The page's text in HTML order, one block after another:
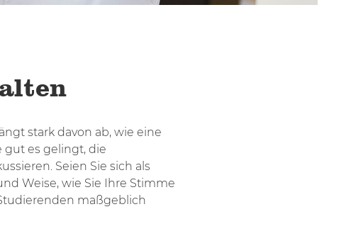
stark davon ab, wie eine
gut es gelingt, die
Seien Sie sich als
Weise, wie Sie Ihre Stimme
maßgeblich